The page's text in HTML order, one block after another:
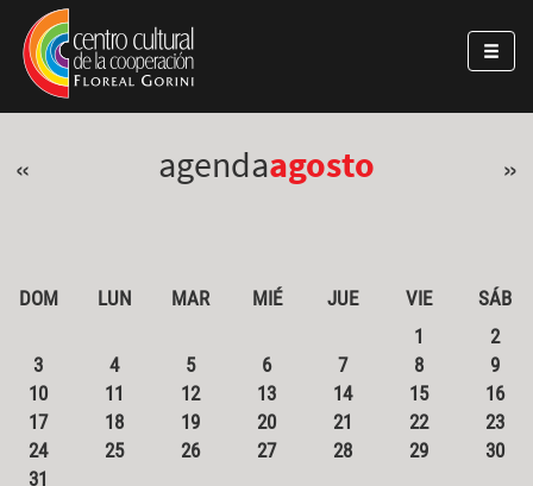
Pasar al contenido principal
Jump to main content
« agendaagosto »
DOM LUN MAR MIÉ JUE VIE
SÁB
1
2
3
4 5 6 7 8
9
10
11 12 13 14 15
16
17
18 19 20 21 22
23
24
25 26 27 28 29
30
31